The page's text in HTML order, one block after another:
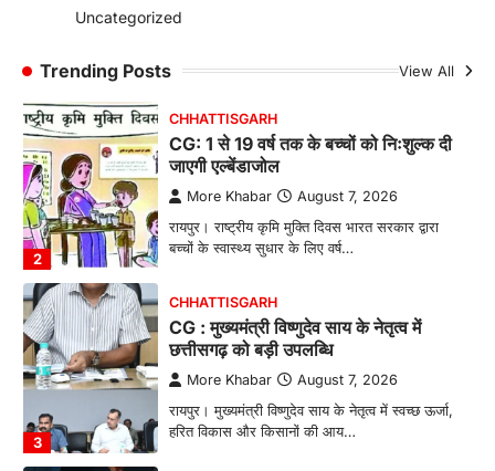
Uncategorized
Trending Posts View All
बनाने की दिशा में जिले के नगरी…
2
CHHATTISGARH
CG: 1 से 19 वर्ष तक के बच्चों को निःशुल्क दी
जाएगी एल्बेंडाजोल
More Khabar August 7, 2026
रायपुर। राष्ट्रीय कृमि मुक्ति दिवस भारत सरकार द्वारा
बच्चों के स्वास्थ्य सुधार के लिए वर्ष…
3
CHHATTISGARH
CG : मुख्यमंत्री विष्णुदेव साय के नेतृत्व में
छत्तीसगढ़ को बड़ी उपलब्धि
More Khabar August 7, 2026
रायपुर। मुख्यमंत्री विष्णुदेव साय के नेतृत्व में स्वच्छ ऊर्जा,
हरित विकास और किसानों की आय…